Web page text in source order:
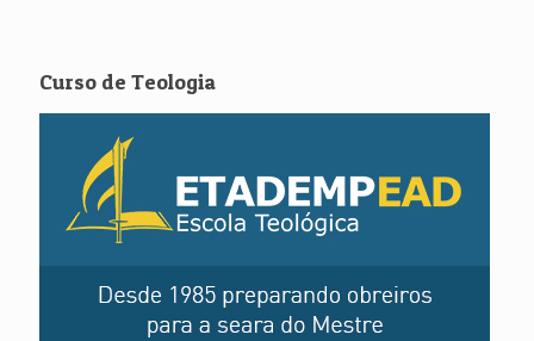
Curso de Teologia